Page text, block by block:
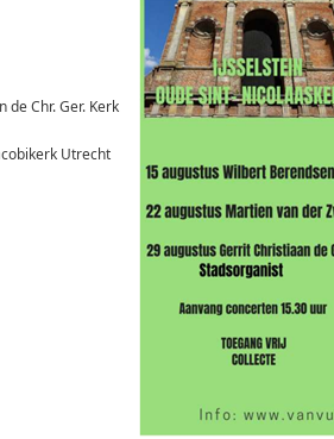
Chr. Ger. Kerk
Utrecht